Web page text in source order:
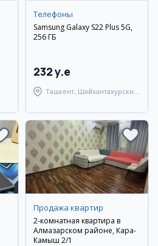
Телефоны
Samsung Galaxy S22 Plus 5G,
256 ГБ
232 y.e
Ташкент, Шайхантахурский
Продажа квартир
2-комнатная квартира в
Алмазарском районе, Кара-
Камыш 2/1